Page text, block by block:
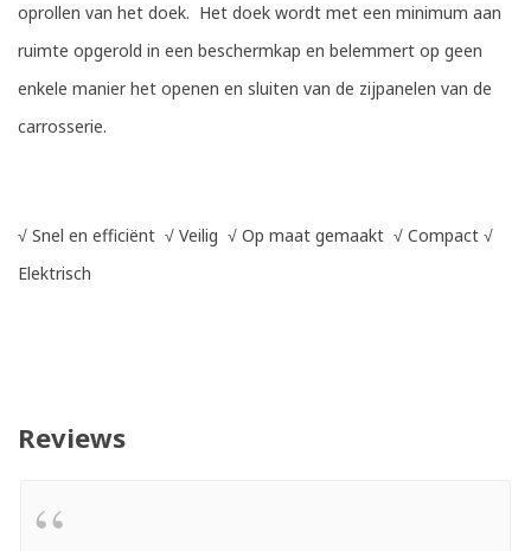
oprollen van het doek. Het doek wordt met een minimum aan
ruimte opgerold in een beschermkap en belemmert op geen
enkele manier het openen en sluiten van de zijpanelen van de
carrosserie.
√ Snel en efficiënt √ Veilig √ Op maat gemaakt √ Compact √
Elektrisch
Reviews